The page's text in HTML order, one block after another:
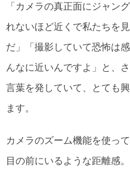
「カメラの真正面にジャン
れないほど近くで私たちを
だ」「撮影していて恐怖は
んなに近いんですよ」と、
言葉を発していて、とても
ます。
カメラのズーム機能を使っ
目の前にいるような距離感。